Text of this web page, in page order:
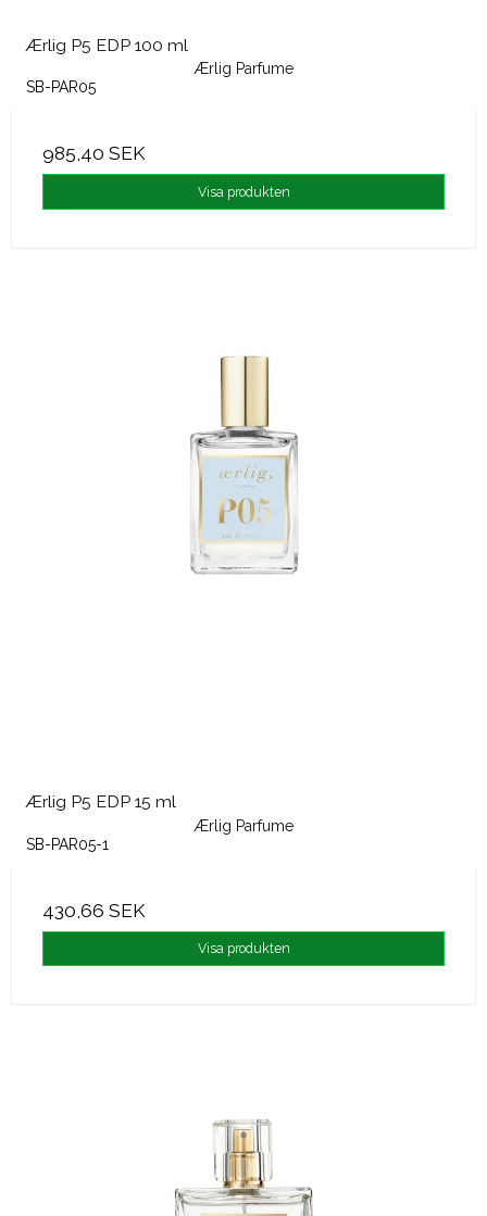
Ærlig P5 EDP 100 ml
Ærlig Parfume
SB-PAR05
985,40 SEK
Visa produkten
Ærlig P5 EDP 15 ml
Ærlig Parfume
SB-PAR05-1
430,66 SEK
Visa produkten